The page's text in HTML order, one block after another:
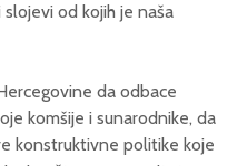
od kojih je naša
da odbace
komšije i sunarodnike, da
konstruktivne politike koje